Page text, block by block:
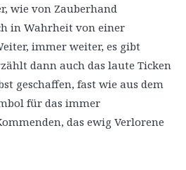
wie von Zauberhand
in Wahrheit von einer
immer weiter, es gibt
dann auch das laute Ticken
geschaffen, fast wie aus dem
für das immer
das ewig Verlorene